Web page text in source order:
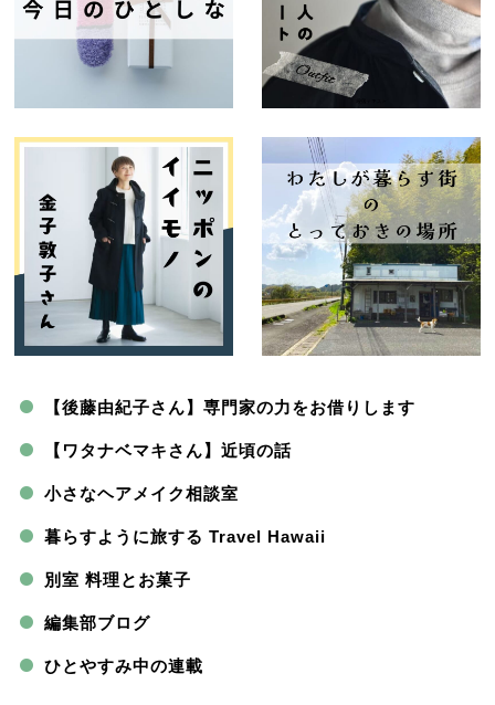
【後藤由紀子さん】専門家の力をお借りします
【ワタナベマキさん】近頃の話
小さなヘアメイク相談室
暮らすように旅する Travel Hawaii
別室 料理とお菓子
編集部ブログ
ひとやすみ中の連載